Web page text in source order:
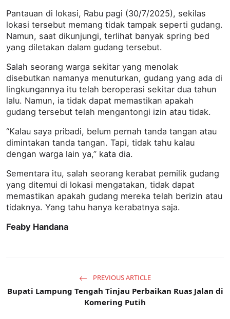
Pantauan di lokasi, Rabu pagi (30/7/2025), sekilas
lokasi tersebut memang tidak tampak seperti gudang.
Namun, saat dikunjungi, terlihat banyak spring bed
yang diletakan dalam gudang tersebut.
Salah seorang warga sekitar yang menolak
disebutkan namanya menuturkan, gudang yang ada di
lingkungannya itu telah beroperasi sekitar dua tahun
lalu. Namun, ia tidak dapat memastikan apakah
gudang tersebut telah mengantongi izin atau tidak.
“Kalau saya pribadi, belum pernah tanda tangan atau
dimintakan tanda tangan. Tapi, tidak tahu kalau
dengan warga lain ya,” kata dia.
Sementara itu, salah seorang kerabat pemilik gudang
yang ditemui di lokasi mengatakan, tidak dapat
memastikan apakah gudang mereka telah berizin atau
tidaknya. Yang tahu hanya kerabatnya saja.
Feaby Handana
PREVIOUS ARTICLE
Bupati Lampung Tengah Tinjau Perbaikan Ruas Jalan di
Komering Putih